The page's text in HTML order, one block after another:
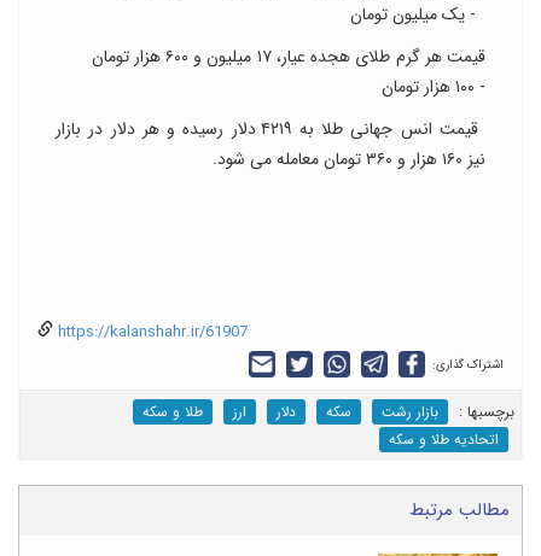
- یک میلیون تومان
قیمت هر گرم طلای هجده عیار، ۱۷ میلیون و ۶۰۰ هزار تومان
- ۱۰۰ هزار تومان
قیمت انس جهانی طلا به ۴۲۱۹ دلار رسیده و هر دلار در بازار
نیز ۱۶۰ هزار و ۳۶۰ تومان معامله می شود.
https://kalanshahr.ir/61907
اشتراک گذاری:
برچسب‎ها : بازار رشت سکه دلار ارز
طلا و سکه
اتحادیه طلا و سکه
مطالب مرتبط